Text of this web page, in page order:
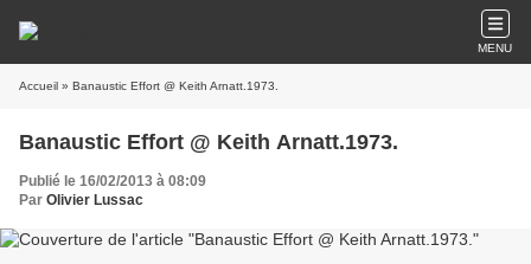
MENU
Accueil » Banaustic Effort @ Keith Arnatt.1973.
Banaustic Effort @ Keith Arnatt.1973.
Publié le 16/02/2013 à 08:09
Par Olivier Lussac